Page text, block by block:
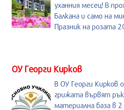
уханния месец! В
Балкана и само на
Празник на розата
ОУ Георги Кирков
В ОУ Георги Кирков
грижата вървят
материална база в 2